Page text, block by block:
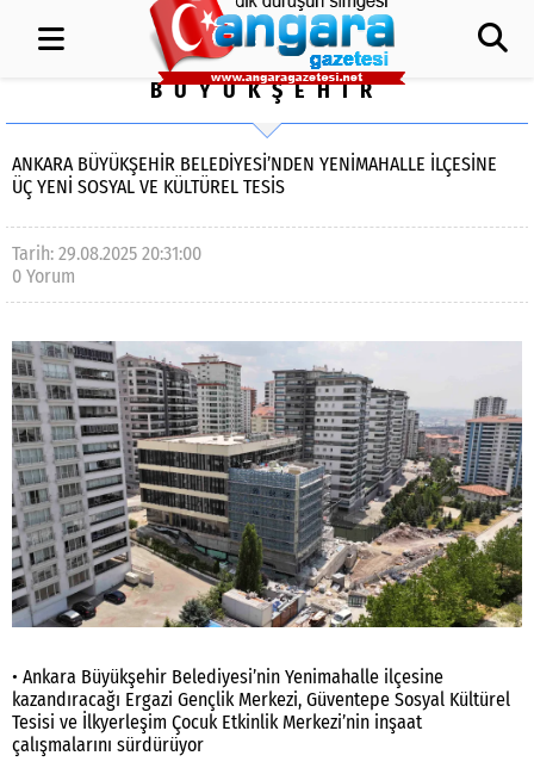
BÜYÜKŞEHİR
ANKARA BÜYÜKŞEHİR BELEDİYESİ’NDEN YENİMAHALLE İLÇESİNE
ÜÇ YENİ SOSYAL VE KÜLTÜREL TESİS
Tarih: 29.08.2025 20:31:00
0 Yorum
• Ankara Büyükşehir Belediyesi’nin Yenimahalle ilçesine
kazandıracağı Ergazi Gençlik Merkezi, Güventepe Sosyal Kültürel
Tesisi ve İlkyerleşim Çocuk Etkinlik Merkezi’nin inşaat
çalışmalarını sürdürüyor